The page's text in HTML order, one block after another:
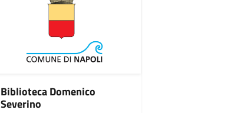
Biblioteca Domenico
Severino